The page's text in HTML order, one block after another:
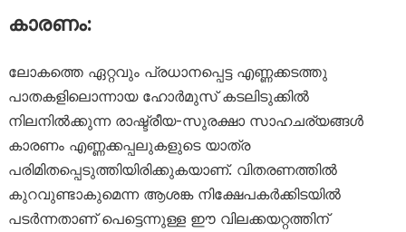
കാരണം:
ലോകത്തെ ഏറ്റവും പ്രധാനപ്പെട്ട എണ്ണക്കടത്തു
പാതകളിലൊന്നായ ഹോർമുസ് കടലിടുക്കിൽ
നിലനിൽക്കുന്ന രാഷ്ട്രീയ-സുരക്ഷാ സാഹചര്യങ്ങൾ
കാരണം എണ്ണക്കപ്പലുകളുടെ യാത്ര
പരിമിതപ്പെടുത്തിയിരിക്കുകയാണ്. വിതരണത്തിൽ
കുറവുണ്ടാകുമെന്ന ആശങ്ക നിക്ഷേപകർക്കിടയിൽ
പടർന്നതാണ് പെട്ടെന്നുള്ള ഈ വിലക്കയറ്റത്തിന്